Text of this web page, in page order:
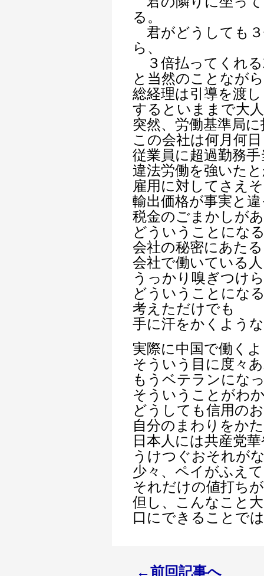
る。
君がどうしても
ら、
３倍払ってくれ
と当然のことなが
総経理は引導を渡
するといままで大
突然、労働基準局
この会社は何月何
従業員に超過勤務
違法労働を強いた
雇用に対してさえ
輸出価格が事実と
税金のごまかしが
どういうことにな
会社の秘密にあた
会社で働いている
うっかり嗅ぎつけ
どういうことにな
考えただけでも
手に汗をかくよう
実際に中国で働く
そういう目に度々
もうベテランにな
そういうことがわ
どうしても信用の
自分のまわりをか
日本人には共産党
うけつぐおそれが
少々、ペイがふえ
それだけの値打ち
但し、こんなこと
口にできることで
←前回記事へ